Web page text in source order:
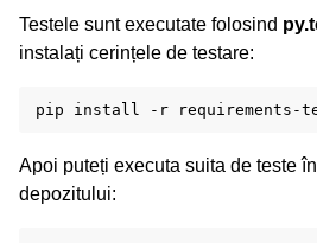
navigation of Instrucțiuni de
Testele sunt executate folosind
instalați cerințele de testare:
pip install -r
Apoi puteți executa suita de teste
depozitului: